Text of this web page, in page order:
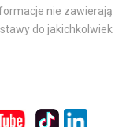
nie zawierają
do jakichkolwiek